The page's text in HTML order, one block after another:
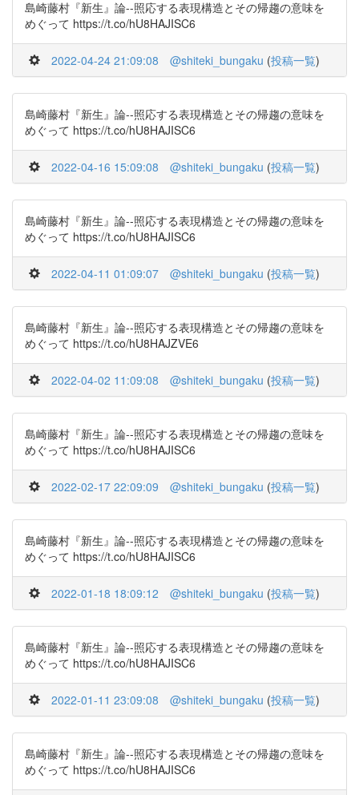
島崎藤村『新生』論--照応する表現構造とその帰趨の意味を
めぐって https://t.co/hU8HAJISC6
2022-04-24 21:09:08 @shiteki_bungaku (投稿一覧)
島崎藤村『新生』論--照応する表現構造とその帰趨の意味を
めぐって https://t.co/hU8HAJISC6
2022-04-16 15:09:08 @shiteki_bungaku (投稿一覧)
島崎藤村『新生』論--照応する表現構造とその帰趨の意味を
めぐって https://t.co/hU8HAJISC6
2022-04-11 01:09:07 @shiteki_bungaku (投稿一覧)
島崎藤村『新生』論--照応する表現構造とその帰趨の意味を
めぐって https://t.co/hU8HAJZVE6
2022-04-02 11:09:08 @shiteki_bungaku (投稿一覧)
島崎藤村『新生』論--照応する表現構造とその帰趨の意味を
めぐって https://t.co/hU8HAJISC6
2022-02-17 22:09:09 @shiteki_bungaku (投稿一覧)
島崎藤村『新生』論--照応する表現構造とその帰趨の意味を
めぐって https://t.co/hU8HAJISC6
2022-01-18 18:09:12 @shiteki_bungaku (投稿一覧)
島崎藤村『新生』論--照応する表現構造とその帰趨の意味を
めぐって https://t.co/hU8HAJISC6
2022-01-11 23:09:08 @shiteki_bungaku (投稿一覧)
島崎藤村『新生』論--照応する表現構造とその帰趨の意味を
めぐって https://t.co/hU8HAJISC6